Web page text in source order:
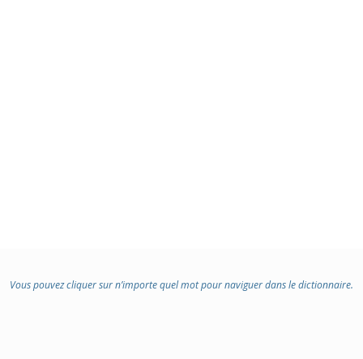
Vous pouvez cliquer sur n’importe quel mot pour naviguer dans le dictionnaire.